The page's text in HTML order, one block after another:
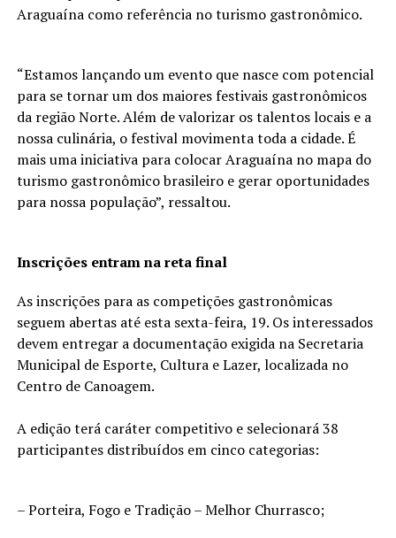
Araguaína como referência no turismo gastronômico.
“Estamos lançando um evento que nasce com potencial
para se tornar um dos maiores festivais gastronômicos
da região Norte. Além de valorizar os talentos locais e a
nossa culinária, o festival movimenta toda a cidade. É
mais uma iniciativa para colocar Araguaína no mapa do
turismo gastronômico brasileiro e gerar oportunidades
para nossa população”, ressaltou.
Inscrições entram na reta final
As inscrições para as competições gastronômicas
seguem abertas até esta sexta-feira, 19. Os interessados
devem entregar a documentação exigida na Secretaria
Municipal de Esporte, Cultura e Lazer, localizada no
Centro de Canoagem.
A edição terá caráter competitivo e selecionará 38
participantes distribuídos em cinco categorias:
– Porteira, Fogo e Tradição – Melhor Churrasco;